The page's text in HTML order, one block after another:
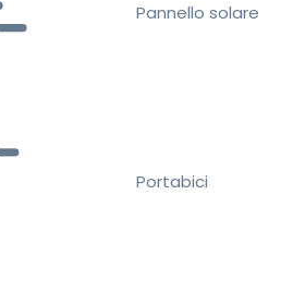
Pannello solare
Portabici